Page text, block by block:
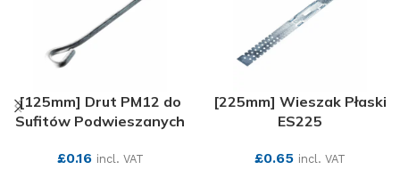
[125mm] Drut PM12 do
Sufitów Podwieszanych
£0.16 incl. VAT
[225mm] Wieszak Płaski
ES225
£0.65 incl. VAT